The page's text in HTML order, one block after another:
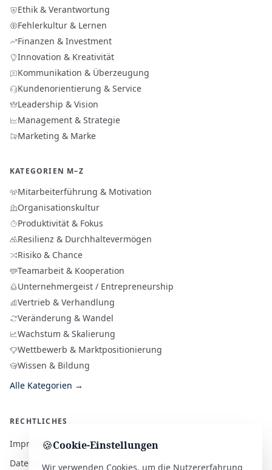
Ethik & Verantwortung
Fehlerkultur & Lernen
Finanzen & Investment
Innovation & Kreativität
Kommunikation & Überzeugung
Kundenorientierung & Service
Leadership & Vision
Management & Strategie
Marketing & Marke
KATEGORIEN M–Z
Mitarbeiterführung & Motivation
Organisationskultur
Produktivität & Fokus
Resilienz & Durchhaltevermögen
Risiko & Chance
Teamarbeit & Kooperation
Unternehmergeist / Entrepreneurship
Vertrieb & Verhandlung
Veränderung & Wandel
Wachstum & Skalierung
Wettbewerb & Marktpositionierung
Wissen & Bildung
Alle Kategorien →
RECHTLICHES
Impressum
Datenschutz
🍪Cookie-Einstellungen
Wir verwenden Cookies, um die Nutzererfahrung